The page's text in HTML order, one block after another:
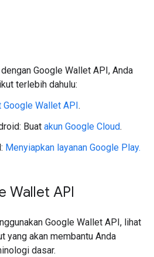
Google Wallet API, Anda
terlebih dahulu:
Google Wallet API.
Buat akun Google Cloud.
Menyiapkan layanan Google Play.
Wallet API
Google Wallet API, lihat
yang akan membantu Anda
dasar.